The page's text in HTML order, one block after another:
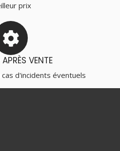
prix
VENTE
d'incidents éventuels